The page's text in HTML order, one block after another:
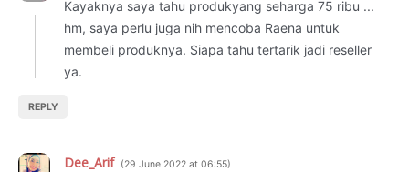
Kayaknya saya tahu produkyang seharga 75 ribu ...
hm, saya perlu juga nih mencoba Raena untuk
membeli produknya. Siapa tahu tertarik jadi reseller
ya.
REPLY
Dee_Arif 29 June 2022 at 06:55